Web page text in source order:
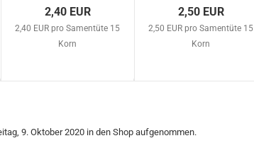
2,40 EUR
2,40 EUR pro Samentüte 15
Korn
2,50 EUR
2,50 EUR pro Samentüte 15
Korn
9. Oktober 2020 in den Shop aufgenommen.